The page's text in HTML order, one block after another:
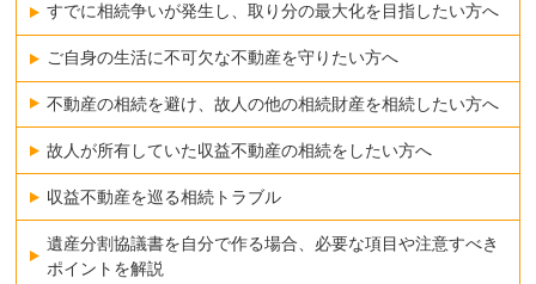
すでに相続争いが発生し、取り分の最大化を目指したい方へ
ご自身の生活に不可欠な不動産を守りたい方へ
不動産の相続を避け、故人の他の相続財産を相続したい方へ
故人が所有していた収益不動産の相続をしたい方へ
収益不動産を巡る相続トラブル
遺産分割協議書を自分で作る場合、必要な項目や注意すべき
ポイントを解説